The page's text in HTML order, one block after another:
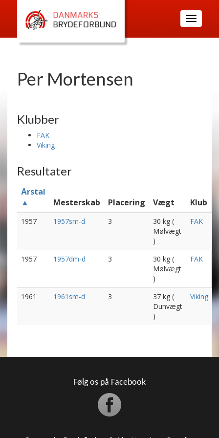
Toggle
navigation
Per Mortensen
Klubber
FAK
Viking
Resultater
Årstal
▲
Mesterskab Placering Vægt Klub
1957 1957sm-d 3
30 kg (
Mølvægt
)
FAK
1957 1957dm-d 3
30 kg (
Mølvægt
)
FAK
1961 1961sm-d 3
37 kg (
Dunvægt
)
Viking
Følg os på Facebook